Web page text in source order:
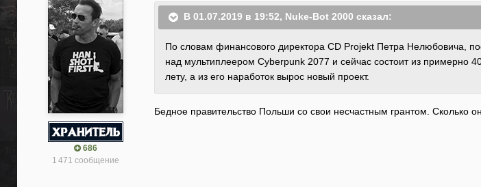
686
1 471 сообщение
В 01.07.2019 в 19:52, Nuke-Bot 2000 сказал:
По словам финансового директора CD Projekt Петра Нелюбовича,
над мультиплеером Cyberpunk 2077 и сейчас состоитиз примерно
лету, а из его наработок вырос новый проект.
Бедное правительство Польши со свои несчастным грантом. Сколько